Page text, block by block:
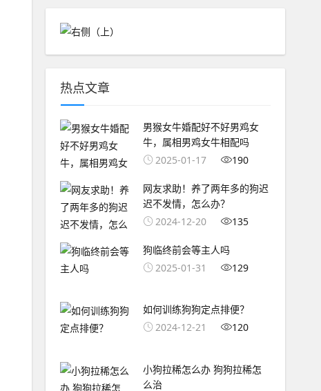
热点文章
男猴女牛婚配好不好男鸡女
牛，属相男鸡女牛相配吗
2025-01-17
190
网友求助！养了两年多的狗迟
迟不发情，怎么办？
2024-12-20
135
狗临终前会等主人吗
2025-01-31
129
如何训练狗狗定点排便？
2024-12-21
120
小狗拉稀怎么办 狗狗拉稀怎
么治